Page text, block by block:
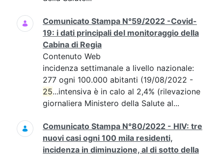
Comunicato Stampa N°59/2022 -Covid-
19: i dati principali del monitoraggio della
Cabina di Regia
Contenuto Web
incidenza settimanale a livello nazionale:
277 ogni 100.000 abitanti (19/08/2022 -
25...intensiva è in calo al 2,4% (rilevazione
giornaliera Ministero della Salute al...
Comunicato Stampa N°80/2022 - HIV: tre
nuovi casi ogni 100 mila residenti,
incidenza in diminuzione, al di sotto della